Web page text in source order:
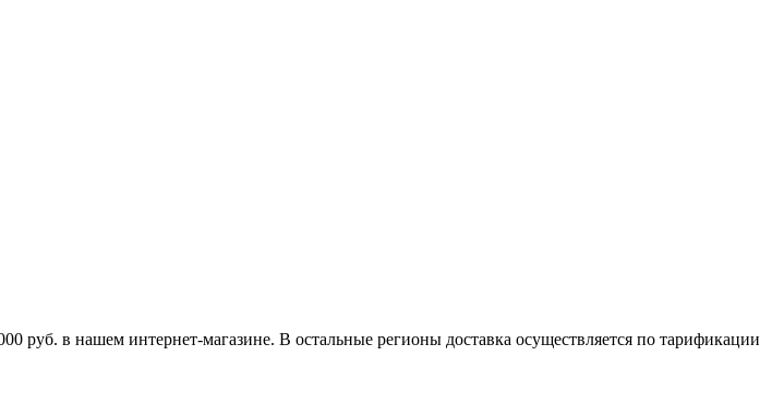
руб. в нашем интернет-магазине. В остальные регионы доставка осуществляется по тарификации